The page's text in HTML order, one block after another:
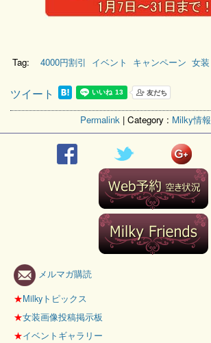
Tag: 4000円割引 イベント キャンペーン 女装
ツイート
Permalink | Category : Milky情報
メルマガ購読
★Milkyトピックス
★女装画像投稿掲示板
★イベントギャラリー